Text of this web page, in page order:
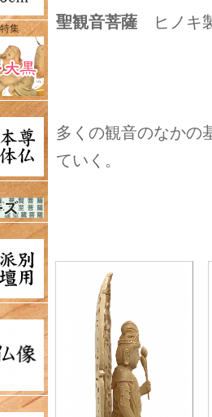
集 聖観音菩薩 ヒノキ
多くの観音のなかの
ていく。